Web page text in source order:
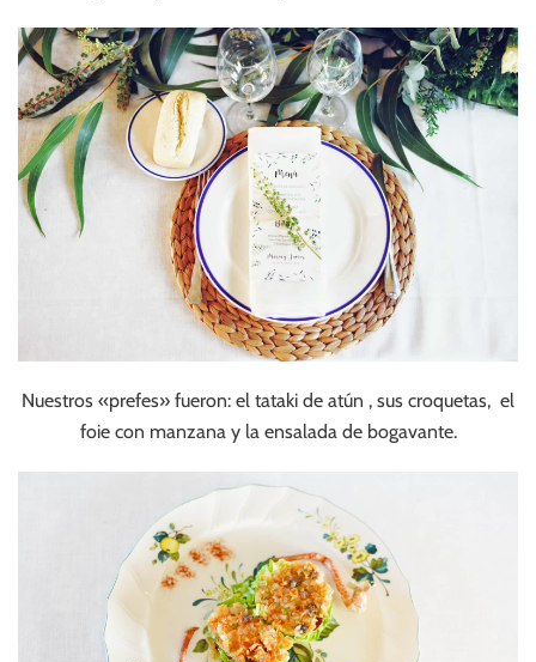
Nuestros «prefes» fueron: el tataki de atún , sus croquetas, el
foie con manzana y la ensalada de bogavante.